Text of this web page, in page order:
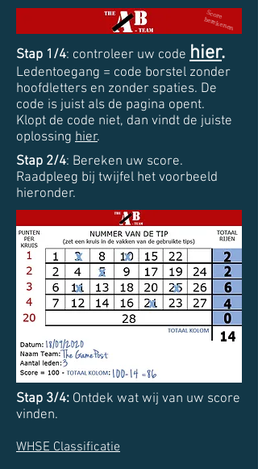
Score
berekenen
Stap 1/4: controleer uw code hier.
Ledentoegang = code borstel zonder
hoofdletters en zonder spaties. De
code is juist als de pagina opent.
Klopt de code niet, dan vindt de juiste
oplossing hier.
Stap 2/4: Bereken uw score.
Raadpleeg bij twijfel het voorbeeld
hieronder.
Stap 3/4: Ontdek wat wij van uw score
vinden.
WHSE Classificatie